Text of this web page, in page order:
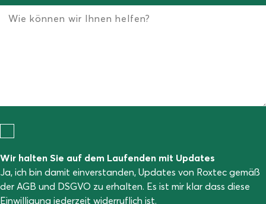
Wir halten Sie auf dem Laufenden mit Updates
Ja, ich bin damit einverstanden, Updates von Roxtec gemäß
der AGB und DSGVO zu erhalten. Es ist mir klar dass diese
Einwilligung jederzeit widerruflich ist.